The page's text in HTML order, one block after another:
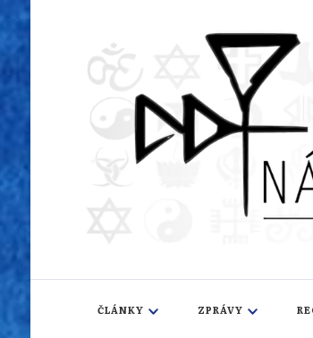
ČLÁNKY ZPRÁVY